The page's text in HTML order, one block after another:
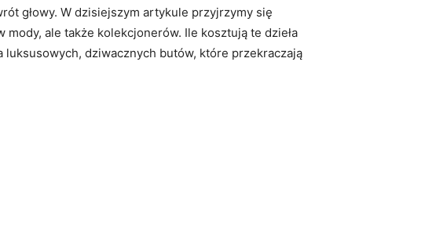
głowy. W dzisiejszym artykule przyjrzymy się
ale także kolekcjonerów. Ile kosztują te dzieła
dziwacznych butów, które przekraczają